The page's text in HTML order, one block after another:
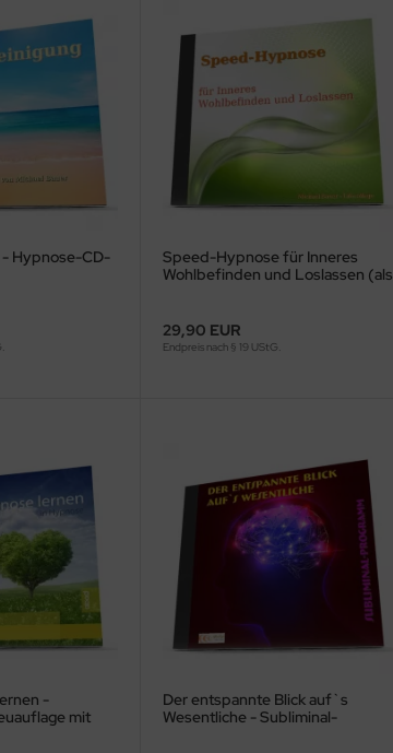
Hypnose-CD-
Speed-Hypnose für Inneres
Wohlbefinden und Loslassen (als
29,90 EUR
Endpreis nach § 19 UStG.
-
mit
Der entspannte Blick auf`s
Wesentliche - Subliminal-